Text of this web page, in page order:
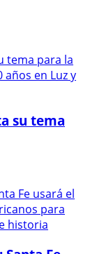
su tema